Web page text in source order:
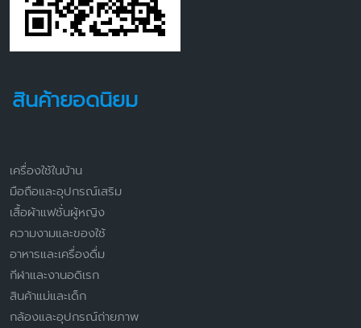
สินค้ายอดนิยม
เครื่องใช้ในบ้าน
มือถือและอุปกรณ์เสริม
เสื้อผ้าแฟชั่นผู้หญิง
ความงามและของใช้
อาหารและเครื่องดื่ม
กีฬาและงานอดิเรก
สินค้าแม่และเด็ก
กล้องและอุปกรณ์ถ่ายภาพ